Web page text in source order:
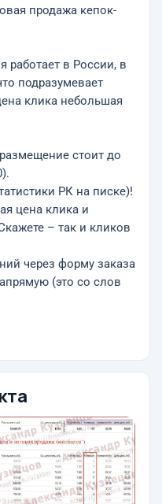
продажа кепок-
работает в России, в
подразумевает
клика небольшая
стоит до
РК на писке)!
цена клика и
– так и кликов
через форму заказа
(это со слов